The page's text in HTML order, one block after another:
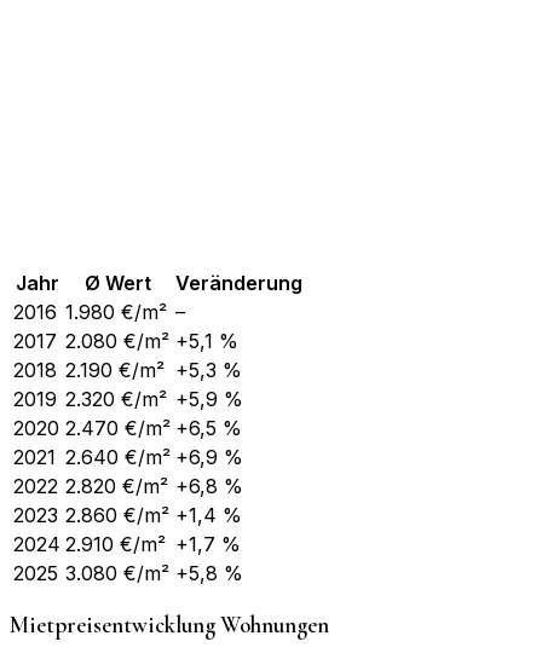
Jahr Ø Wert
Veränderung
2016 1.980 €/m² –
2017 2.080 €/m² +5,1 %
2018 2.190 €/m² +5,3 %
2019 2.320 €/m² +5,9 %
2020 2.470 €/m² +6,5 %
2021 2.640 €/m² +6,9 %
2022 2.820 €/m² +6,8 %
2023 2.860 €/m² +1,4 %
2024 2.910 €/m² +1,7 %
2025 3.080 €/m² +5,8 %
Mietpreisentwicklung Wohnungen